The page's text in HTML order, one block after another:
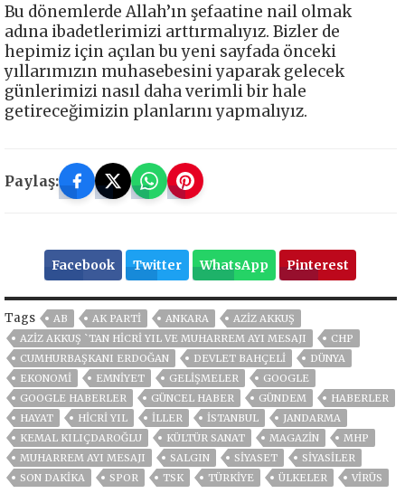
Bu dönemlerde Allah’ın şefaatine nail olmak
adına ibadetlerimizi arttırmalıyız. Bizler de
hepimiz için açılan bu yeni sayfada önceki
yıllarımızın muhasebesini yaparak gelecek
günlerimizi nasıl daha verimli bir hale
getireceğimizin planlarını yapmalıyız.
Paylaş:
Facebook Twitter WhatsApp Pinterest
Tags AB AK PARTİ ANKARA
AZİZ AKKUŞ
AZİZ AKKUŞ `TAN HİCRİ YIL VE MUHARREM AYI MESAJI
CHP
CUMHURBAŞKANI ERDOĞAN
DEVLET BAHÇELİ
DÜNYA
EKONOMİ
EMNİYET GELIŞMELER
GOOGLE
GOOGLE HABERLER
GÜNCEL HABER GÜNDEM
HABERLER
HAYAT
HİCRİ YIL İLLER ISTANBUL
JANDARMA
KEMAL KILIÇDAROĞLU
KÜLTÜR SANAT MAGAZİN
MHP
MUHARREM AYI MESAJI
SALGIN SİYASET
SİYASİLER
SON DAKIKA
SPOR TSK TÜRKİYE ÜLKELER VIRÜS